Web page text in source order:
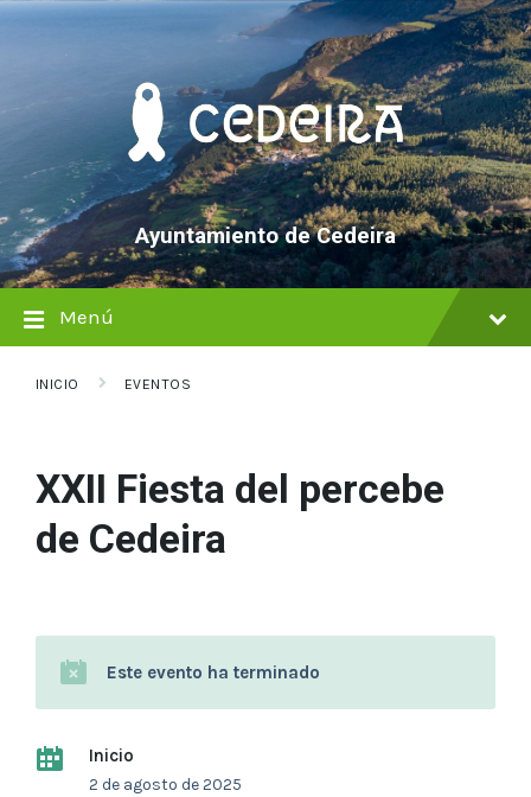
saltar
Saltar
Saltar
Ayuntamiento de Cedeira
Menú
INICIO EVENTOS
XXII Fiesta del percebe
de Cedeira
Este evento ha terminado
Inicio
2 de agosto de 2025